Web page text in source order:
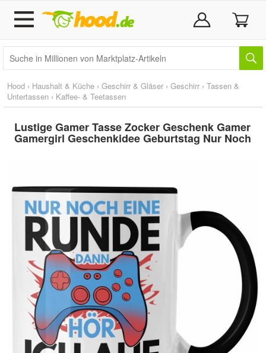
Hood › Haushalt & Küche › Geschirr & Gläser › Geschirr › Tassen &
Untertassen › Kaffee- & Teetassen
Lustige Gamer Tasse Zocker Geschenk Gamer
Gamergirl Geschenkidee Geburtstag Nur Noch